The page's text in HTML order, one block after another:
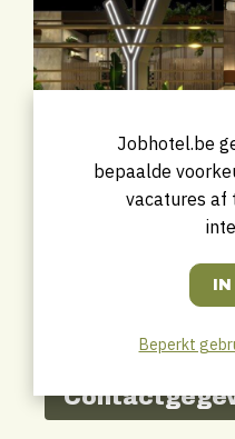
Jobhotel.be
bepaalde
vacatures af
Beperkt